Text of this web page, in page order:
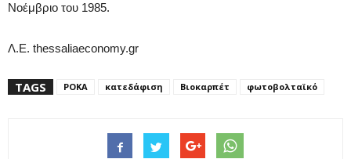
Νοέμβριο του 1985.
Λ.Ε. thessaliaeconomy.gr
TAGS ΡΟΚΑ κατεδάφιση Βιοκαρπέτ φωτοβολταϊκό